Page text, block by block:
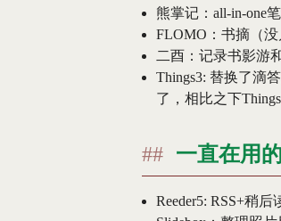
熊掌记：all-in-one
FLOMO：书摘（
二酉：记录书影游
Things3: 替换了滴
了，相比之下
一直在用
Reeder5: RSS+稍